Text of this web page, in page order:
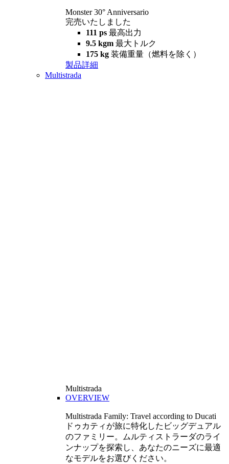
Monster 30° Anniversario
完売いたしました
111 ps 最高出力
9.5 kgm 最大トルク
175 kg 装備重量（燃料を除く）
製品詳細
Multistrada
Multistrada
OVERVIEW
Multistrada Family: Travel according to Ducati
ドゥカティが旅に特化したビッグデュアル
のファミリー。ムルティストラーダのライ
ンナップを探索し、あなたのニーズに最適
なモデルをお選びください。